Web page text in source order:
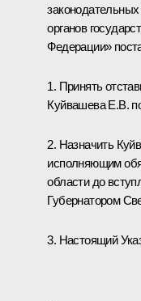
органов
Федерации»
1. Принять
Куйвашева Е.В.
2. Назначить
исполняющим
области до
Губернатором
3. Настоящий